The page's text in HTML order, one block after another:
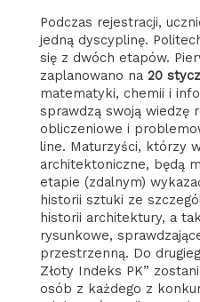
Podczas rejestracji,
jedną dyscyplinę.
się z dwóch etapów.
zaplanowano na 20
matematyki, chemii i
sprawdzą swoją wiedzę
obliczeniowe i
line. Maturzyści, którzy
architektoniczne, będą
etapie (zdalnym)
historii sztuki ze
historii architektury, a
rysunkowe,
przestrzenną. Do
Złoty Indeks PK”
osób z każdego z